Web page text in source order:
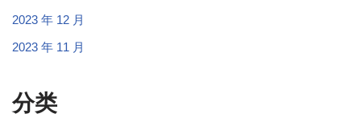
2023 年 12 月
2023 年 11 月
分类